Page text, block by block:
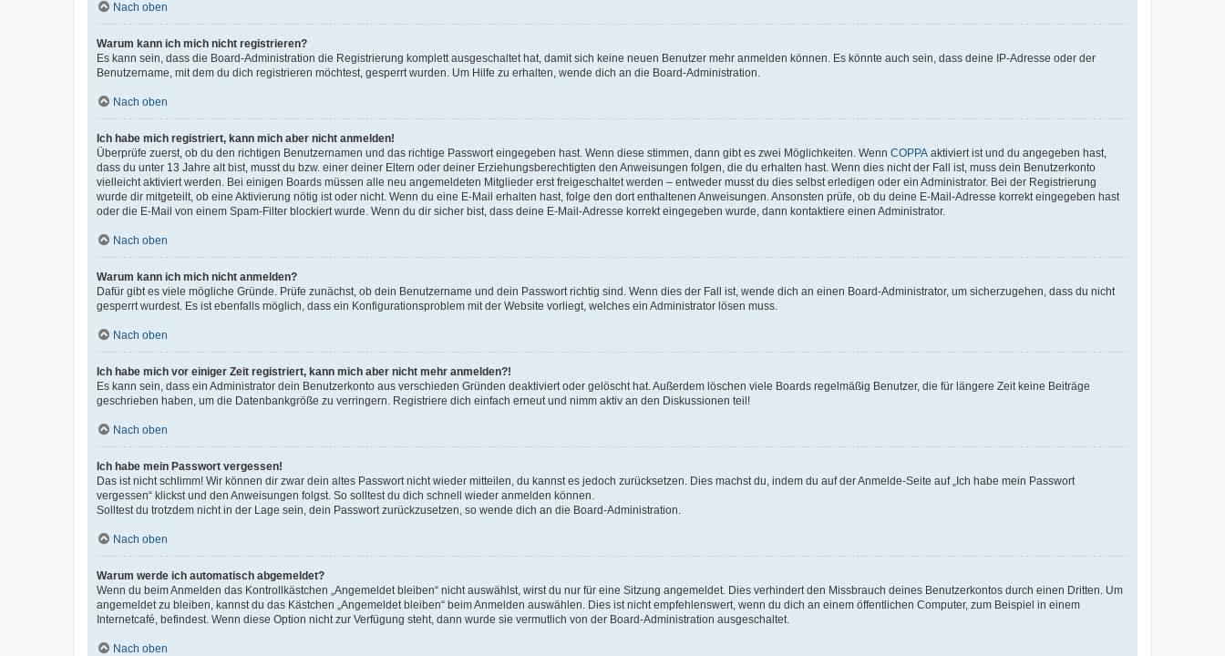
Nach oben
Warum kann ich mich nicht registrieren?
Es kann sein, dass die Board-Administration die Registrierung komplett ausgeschaltet hat, damit sich keine neuen Benutzer mehr anmelden können. Es könnte auch sein, dass deine IP-Adresse oder der
Benutzername, mit dem du dich registrieren möchtest, gesperrt wurden. Um Hilfe zu erhalten, wende dich an die Board-Administration.
Nach oben
Ich habe mich registriert, kann mich aber nicht anmelden!
Überprüfe zuerst, ob du den richtigen Benutzernamen und das richtige Passwort eingegeben hast. Wenn diese stimmen, dann gibt es zwei Möglichkeiten. Wenn COPPA aktiviert ist und du angegeben hast,
dass du unter 13 Jahre alt bist, musst du bzw. einer deiner Eltern oder deiner Erziehungsberechtigten den Anweisungen folgen, die du erhalten hast. Wenn dies nicht der Fall ist, muss dein Benutzerkonto
vielleicht aktiviert werden. Bei einigen Boards müssen alle neu angemeldeten Mitglieder erst freigeschaltet werden – entweder musst du dies selbst erledigen oder ein Administrator. Bei der Registrierung
wurde dir mitgeteilt, ob eine Aktivierung nötig ist oder nicht. Wenn du eine E-Mail erhalten hast, folge den dort enthaltenen Anweisungen. Ansonsten prüfe, ob du deine E-Mail-Adresse korrekt eingegeben hast
oder die E-Mail von einem Spam-Filter blockiert wurde. Wenn du dir sicher bist, dass deine E-Mail-Adresse korrekt eingegeben wurde, dann kontaktiere einen Administrator.
Nach oben
Warum kann ich mich nicht anmelden?
Dafür gibt es viele mögliche Gründe. Prüfe zunächst, ob dein Benutzername und dein Passwort richtig sind. Wenn dies der Fall ist, wende dich an einen Board-Administrator, um sicherzugehen, dass du nicht
gesperrt wurdest. Es ist ebenfalls möglich, dass ein Konfigurationsproblem mit der Website vorliegt, welches ein Administrator lösen muss.
Nach oben
Ich habe mich vor einiger Zeit registriert, kann mich aber nicht mehr anmelden?!
Es kann sein, dass ein Administrator dein Benutzerkonto aus verschieden Gründen deaktiviert oder gelöscht hat. Außerdem löschen viele Boards regelmäßig Benutzer, die für längere Zeit keine Beiträge
geschrieben haben, um die Datenbankgröße zu verringern. Registriere dich einfach erneut und nimm aktiv an den Diskussionen teil!
Nach oben
Ich habe mein Passwort vergessen!
Das ist nicht schlimm! Wir können dir zwar dein altes Passwort nicht wieder mitteilen, du kannst es jedoch zurücksetzen. Dies machst du, indem du auf der Anmelde-Seite auf „Ich habe mein Passwort
vergessen“ klickst und den Anweisungen folgst. So solltest du dich schnell wieder anmelden können.
Solltest du trotzdem nicht in der Lage sein, dein Passwort zurückzusetzen, so wende dich an die Board-Administration.
Nach oben
Warum werde ich automatisch abgemeldet?
Wenn du beim Anmelden das Kontrollkästchen „Angemeldet bleiben“ nicht auswählst, wirst du nur für eine Sitzung angemeldet. Dies verhindert den Missbrauch deines Benutzerkontos durch einen Dritten. Um
angemeldet zu bleiben, kannst du das Kästchen „Angemeldet bleiben“ beim Anmelden auswählen. Dies ist nicht empfehlenswert, wenn du dich an einem öffentlichen Computer, zum Beispiel in einem
Internetcafé, befindest. Wenn diese Option nicht zur Verfügung steht, dann wurde sie vermutlich von der Board-Administration ausgeschaltet.
Nach oben